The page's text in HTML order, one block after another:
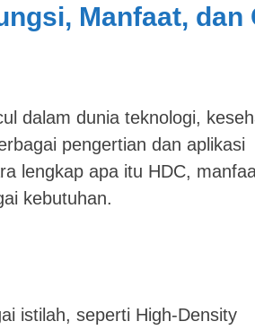
Manfaat, dan
dalam dunia teknologi,
pengertian dan aplikasi
lengkap apa itu HDC,
kebutuhan.
istilah, seperti High-Density